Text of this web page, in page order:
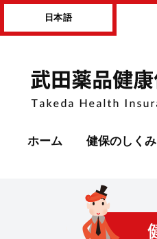
ホーム 健保のしくみ
日本語